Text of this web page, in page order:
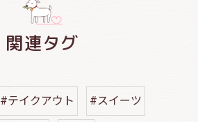
関連タグ
#テイクアウト #スイーツ